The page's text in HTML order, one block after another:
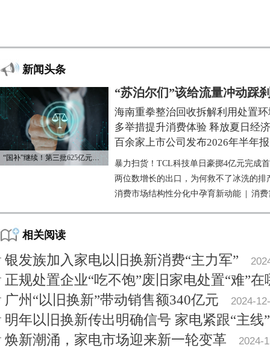
新闻头条
“国补”继续！第三批625亿元资金已下达
“苏泊尔们”该给流量冲动踩
海南重拳整治回收拆解利用处置
多举措提升消费体验 释放夏日经
百余家上市公司发布2026年半年报
暴力扫货！TCL科技单日豪掷4亿元完成
两位数增长的出口，为何救不了冰洗的排
消费市场结构性分化中孕育新动能
消费
相关阅读
银发族加入家电以旧换新消费“主力军”
正规处置企业“吃不饱”废旧家电处置“难”在
广州“以旧换新”带动销售额340亿元
2024-
明年以旧换新传出明确信号 家电紧跟“主线”
焕新潮涌，家电市场迎来新一轮变革
2024-